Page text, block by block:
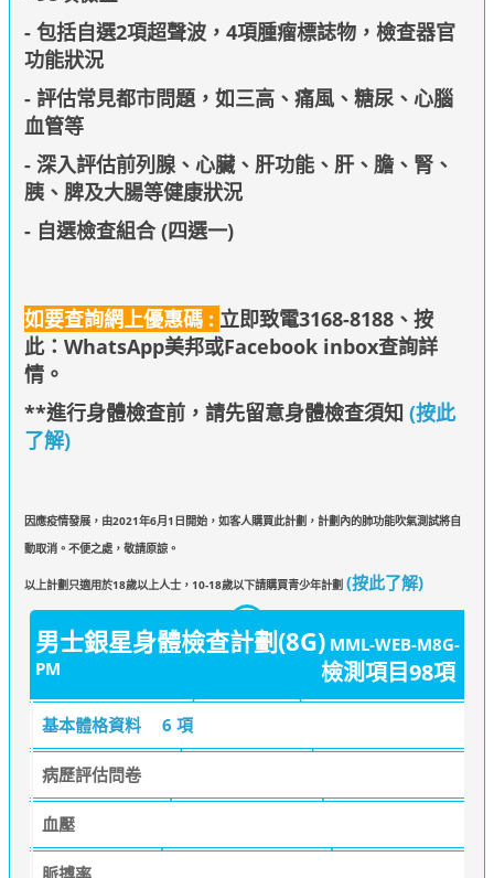
- 包括自選2項超聲波，4項腫瘤標誌物，檢查器官
功能狀況
- 評估常見都市問題，如三高、痛風、糖尿、心腦
血管等
- 深入評估前列腺、心臟、肝功能、肝、膽、腎、
胰、脾及大腸等健康狀況
- 自選檢查組合 (四選一)
如要查詢網上優惠碼 : 立即致電3168-8188、 按
此：WhatsApp美邦或Facebook inbox查詢詳
情。
**進行身體檢查前，請先留意身體檢查須知 (按此
了解)
因應疫情發展，由2021年6月1日開始，如客人購買此計劃，計劃內的肺功能吹氣測試將自
動取消。不便之處，敬請原諒。
以上計劃只適用於18歲以上人士，10-18歲以下請購買青少年計劃 (按此了解)
男士銀星身體檢查計劃(8G) MML-WEB-M8G-
PM
檢測項目98項
基本體格資料 6 項
病歷評估問卷
血壓